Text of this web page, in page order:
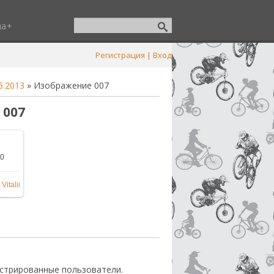
Регистрация | Вход
» Изображение 007
Vitalii
пользователи.